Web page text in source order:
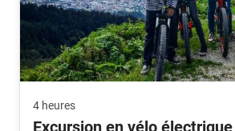
4 heures
Excursion en vélo